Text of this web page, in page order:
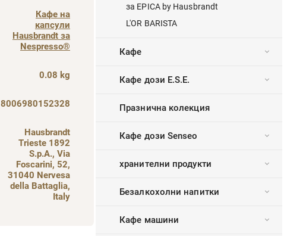
за EPICA by Hausbrandt
L'OR BARISTA
Кафе
Кафе дози E.S.E.
Празнична колекция
Кафе дози Senseo
хранителни продукти
Безалкохолни напитки
Кафе машини
Кафе на
капсули
Hausbrandt за
Nespresso®
0.08 kg
8006980152328
Hausbrandt
Trieste 1892
S.p.A., Via
Foscarini, 52,
31040 Nervesa
della Battaglia,
Italy